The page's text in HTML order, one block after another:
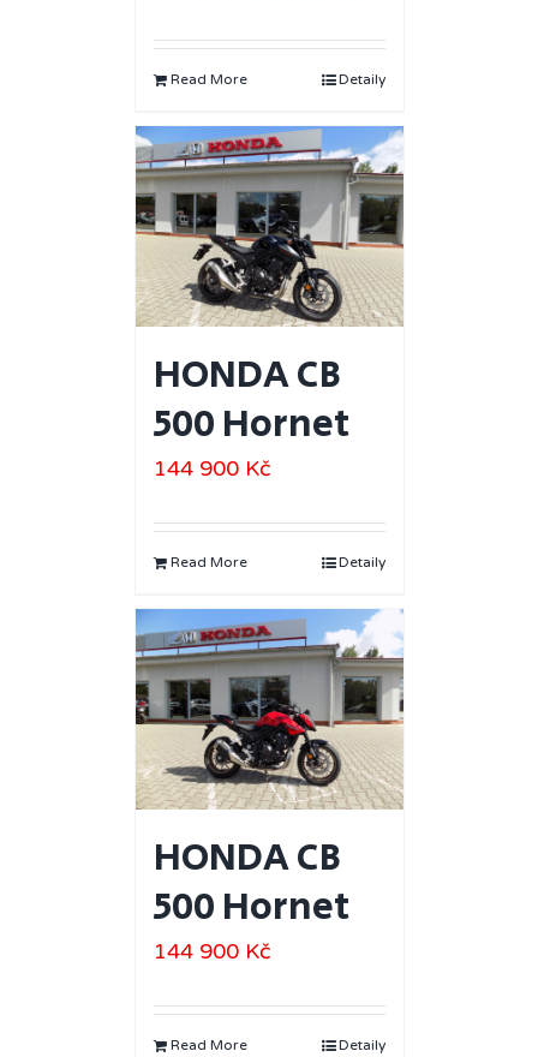
Read More Detaily
HONDA CB
500 Hornet
144 900 Kč
Read More Detaily
HONDA CB
500 Hornet
144 900 Kč
Read More Detaily